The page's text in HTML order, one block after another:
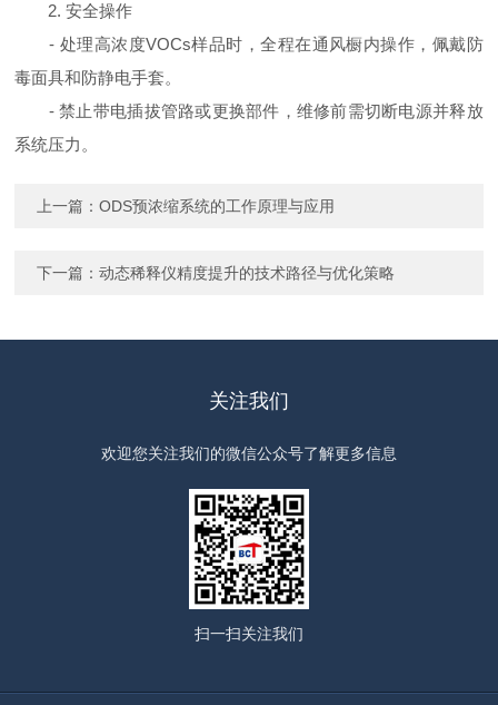
2. 安全操作
- 处理高浓度VOCs样品时，全程在通风橱内操作，佩戴防
毒面具和防静电手套。
- 禁止带电插拔管路或更换部件，维修前需切断电源并释放
系统压力。
上一篇：ODS预浓缩系统的工作原理与应用
下一篇：动态稀释仪精度提升的技术路径与优化策略
关注我们
欢迎您关注我们的微信公众号了解更多信息
扫一扫关注我们